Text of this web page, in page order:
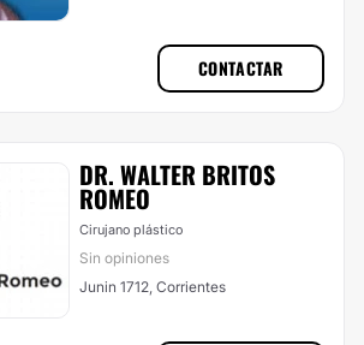
CONTACTAR
DR. WALTER BRITOS
ROMEO
Cirujano plástico
Sin opiniones
Junin 1712, Corrientes